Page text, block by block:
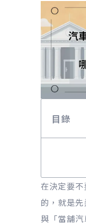
目錄
在決定要
的，就是先
與「當舖